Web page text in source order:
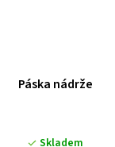
Páska nádrže
Skladem